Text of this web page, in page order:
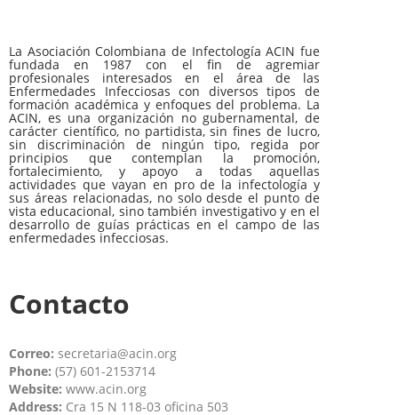
La Asociación Colombiana de Infectología ACIN fue
fundada en 1987 con el fin de agremiar
profesionales interesados en el área de las
Enfermedades Infecciosas con diversos tipos de
formación académica y enfoques del problema. La
ACIN, es una organización no gubernamental, de
carácter científico, no partidista, sin fines de lucro,
sin discriminación de ningún tipo, regida por
principios que contemplan la promoción,
fortalecimiento, y apoyo a todas aquellas
actividades que vayan en pro de la infectología y
sus áreas relacionadas, no solo desde el punto de
vista educacional, sino también investigativo y en el
desarrollo de guías prácticas en el campo de las
enfermedades infecciosas.
Contacto
Correo: secretaria@acin.org
Phone: (57) 601-2153714
Website: www.acin.org
Address: Cra 15 N 118-03 oficina 503